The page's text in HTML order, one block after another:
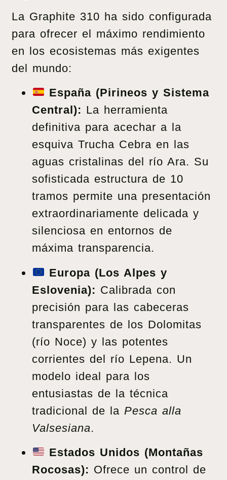
La Graphite 310 ha sido configurada
para ofrecer el máximo rendimiento
en los ecosistemas más exigentes
del mundo:
España (Pirineos y Sistema
Central): La herramienta
definitiva para acechar a la
esquiva Trucha Cebra en las
aguas cristalinas del río Ara. Su
sofisticada estructura de 10
tramos permite una presentación
extraordinariamente delicada y
silenciosa en entornos de
máxima transparencia.
Europa (Los Alpes y
Eslovenia): Calibrada con
precisión para las cabeceras
transparentes de los Dolomitas
(río Noce) y las potentes
corrientes del río Lepena. Un
modelo ideal para los
entusiastas de la técnica
tradicional de la Pesca alla
Valsesiana.
Estados Unidos (Montañas
Rocosas): Ofrece un control de